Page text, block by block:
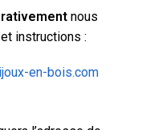
nous
instructions :
en-bois.com